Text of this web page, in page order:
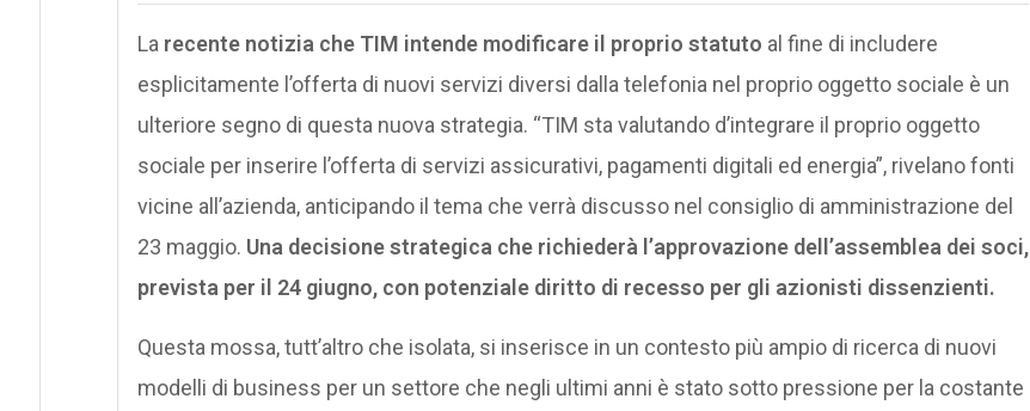
La recente notizia che TIM intende modificare il proprio statuto al fine di includere
esplicitamente l’offerta di nuovi servizi diversi dalla telefonia nel proprio oggetto sociale è un
ulteriore segno di questa nuova strategia. “TIM sta valutando d’integrare il proprio oggetto
sociale per inserire l’offerta di servizi assicurativi, pagamenti digitali ed energia”, rivelano fonti
vicine all’azienda, anticipando il tema che verrà discusso nel consiglio di amministrazione del
23 maggio. Una decisione strategica che richiederà l’approvazione dell’assemblea dei soci,
prevista per il 24 giugno, con potenziale diritto di recesso per gli azionisti dissenzienti.
Questa mossa, tutt’altro che isolata, si inserisce in un contesto più ampio di ricerca di nuovi
modelli di business per un settore che negli ultimi anni è stato sotto pressione per la costante